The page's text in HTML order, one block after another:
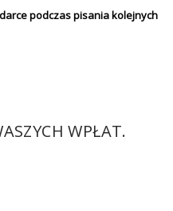
podczas pisania kolejnych
WPŁAT.